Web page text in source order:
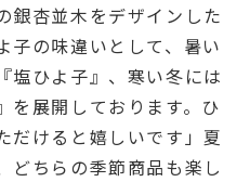
銀杏並木をデザインした
子の味違いとして、暑い
塩ひよ子』、寒い冬には
を展開しております。ひ
だけると嬉しいです」夏
どちらの季節商品も楽し